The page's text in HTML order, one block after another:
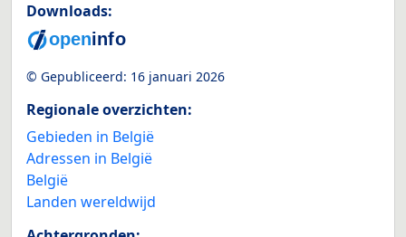
Downloads:
© Gepubliceerd: 16 januari 2026
Regionale overzichten:
Gebieden in België
Adressen in België
België
Landen wereldwijd